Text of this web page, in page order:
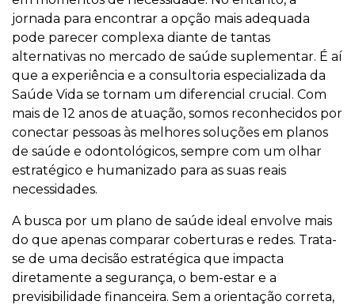
jornada para encontrar a opção mais adequada
pode parecer complexa diante de tantas
alternativas no mercado de saúde suplementar. É aí
que a experiência e a consultoria especializada da
Saúde Vida se tornam um diferencial crucial. Com
mais de 12 anos de atuação, somos reconhecidos por
conectar pessoas às melhores soluções em planos
de saúde e odontológicos, sempre com um olhar
estratégico e humanizado para as suas reais
necessidades.
A busca por um plano de saúde ideal envolve mais
do que apenas comparar coberturas e redes. Trata-
se de uma decisão estratégica que impacta
diretamente a segurança, o bem-estar e a
previsibilidade financeira. Sem a orientação correta,